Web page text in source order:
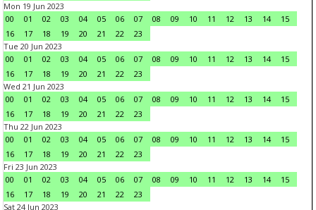
Mon 19 Jun 2023
00
01 02 03 04 05 06 07 08 09 10 11 12 13 14
15
16
17 18 19 20 21 22
23
Tue 20 Jun 2023
00
01 02 03 04 05 06 07 08 09 10 11 12 13 14
15
16
17 18 19 20 21 22
23
Wed 21 Jun 2023
00
01 02 03 04 05 06 07 08 09 10 11 12 13 14
15
16
17 18 19 20 21 22
23
Thu 22 Jun 2023
00
01 02 03 04 05 06 07 08 09 10 11 12 13 14
15
16
17 18 19 20 21 22
23
Fri 23 Jun 2023
00
01 02 03 04 05 06 07 08 09 10 11 12 13 14
15
16
17 18 19 20 21 22
23
Sat 24 Jun 2023